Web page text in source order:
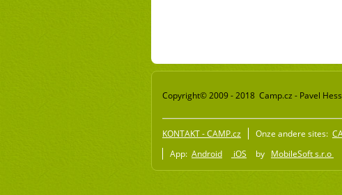
Copyright© 2009 - 2018 Camp.cz - Pavel
KONTAKT - CAMP.cz Onze andere sites:
App: Android iOS by MobileSoft s.r.o